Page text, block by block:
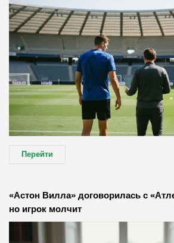
Перейти
«Астон Вилла» договорилась с
но игрок молчит